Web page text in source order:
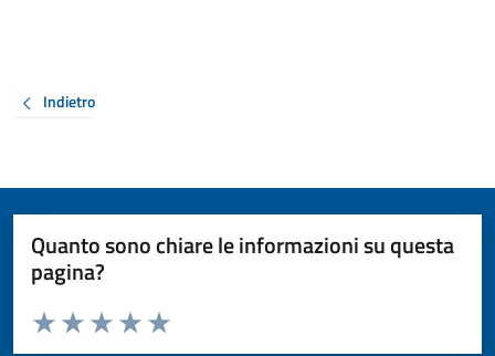
Indietro
Quanto sono chiare le informazioni su questa
pagina?
Valuta da 1 a 5 stelle la pagina
Valuta 5 stelle su 5
Valuta 4 stelle su 5
Valuta 3 stelle su 5
Valuta 2 stelle su 5
Valuta 1 stelle su 5